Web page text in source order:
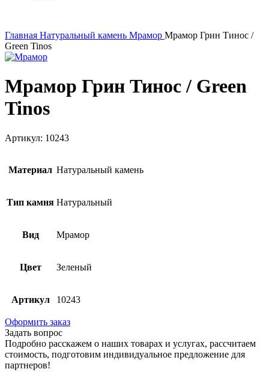
Главная Натуральный камень Мрамор Мрамор Грин Тинос /
Green Tinos
Мрамор Грин Тинос / Green
Tinos
Артикул: 10243
Материал Натуральный камень
Тип камня Натуральный
Вид Мрамор
Цвет Зеленый
Артикул 10243
Оформить заказ
Задать вопрос
Подробно расскажем о наших товарах и услугах, рассчитаем
стоимость, подготовим индивидуальное предложение для
партнеров!